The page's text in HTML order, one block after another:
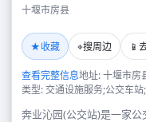
十堰市房县
★收藏 ⌖搜周边 📱
查看完整信息地址: 十堰市房
类型: 交通设施服务;公交车
奔业沁园(公交站)是一家公